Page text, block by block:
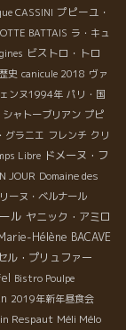
CASSINI プピーユ・
BATTAIS ラ・キュ
ビストロ・トロ
史 canicule 2018 ヴァ
ンヌ1994年 パリ・国
ャトーブリアン プピ
グラニエ フレンチ クリ
Libre ドメーヌ・フ
JOUR Domaine des
ーヌ・ベルナール
ル ヤニック・アミロ
Hélène BACAVE
ル・プリュファー
Bistro Poulpe
2019年新年昼食会
Respaut Méli Mélo